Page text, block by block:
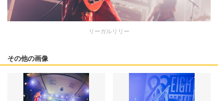
リーガルリリー
その他の画像